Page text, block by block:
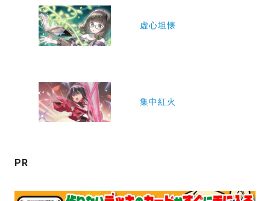
ン
虚心坦懐
集中紅火
PR